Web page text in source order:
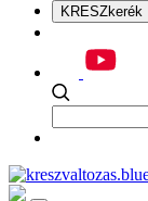
KRESZkerék